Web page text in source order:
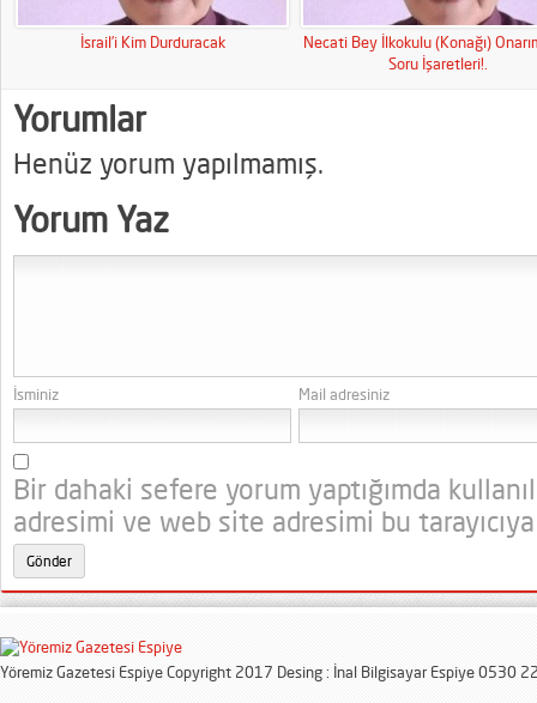
İsrail’i Kim Durduracak
Necati Bey İlkokulu (Konağı)
Soru İşaretleri!.
Yorumlar
Henüz yorum yapılmamış.
Yorum Yaz
İsminiz Mail adresiniz
Bir dahaki sefere yorum yaptığımda
adresimi ve web site adresimi bu
Yöremiz Gazetesi Espiye Copyright 2017 Desing : İnal Bilgisayar Espiye 0530